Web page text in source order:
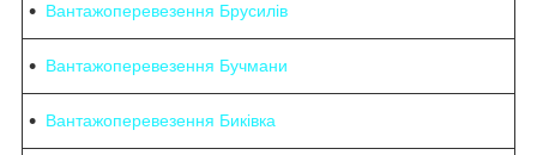
Вантажоперевезення Брусилів
Вантажоперевезення Бучмани
Вантажоперевезення Биківка